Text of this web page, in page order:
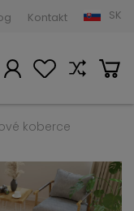
Kontakt SK
koberce